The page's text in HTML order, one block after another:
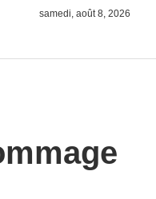
samedi, août 8, 2026